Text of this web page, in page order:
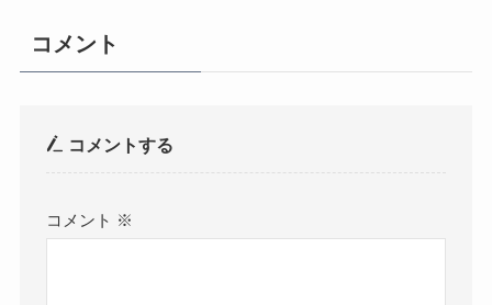
コメント
コメントする
コメント ※